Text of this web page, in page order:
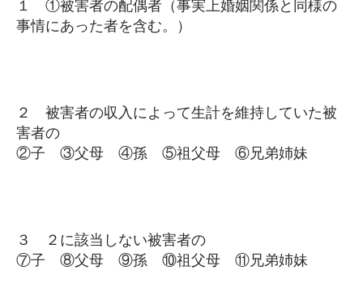
１ ①被害者の配偶者（事実上婚姻関係と同様の
事情にあった者を含む。）
２ 被害者の収入によって生計を維持していた被
害者の
②子 ③父母 ④孫 ⑤祖父母 ⑥兄弟姉妹
３ ２に該当しない被害者の
⑦子 ⑧父母 ⑨孫 ⑩祖父母 ⑪兄弟姉妹